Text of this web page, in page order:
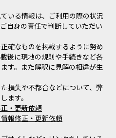
いる情報は、ご利用の際の状況
自身の責任で判断していただい
確なものを掲載するように努め
後に現地の規則や手続きなど各
す。また解釈に見解の相違が生
損失や不都合などについて、弊
ます。
・更新依頼
報修正・更新依頼